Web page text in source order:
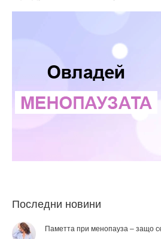
Последни новини
Паметта при менопауза – защо